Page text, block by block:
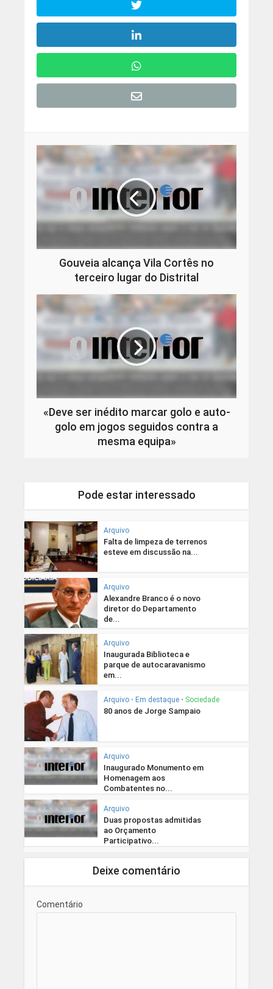
Gouveia alcança Vila Cortês no
terceiro lugar do Distrital
«Deve ser inédito marcar golo e auto-
golo em jogos seguidos contra a
mesma equipa»
Pode estar interessado
Arquivo
Falta de limpeza de terrenos
esteve em discussão na...
Arquivo
Alexandre Branco é o novo
diretor do Departamento
de...
Arquivo
Inaugurada Biblioteca e
parque de autocaravanismo
em...
Arquivo • Em destaque • Sociedade
80 anos de Jorge Sampaio
Arquivo
Inaugurado Monumento em
Homenagem aos
Combatentes no...
Arquivo
Duas propostas admitidas
ao Orçamento
Participativo...
Deixe comentário
Comentário